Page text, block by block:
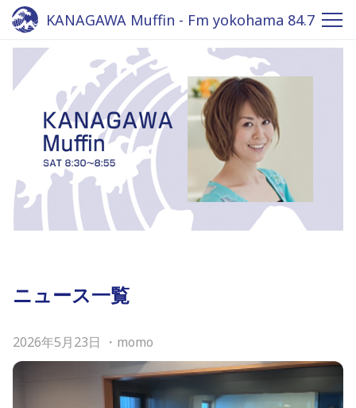
KANAGAWA Muffin - Fm yokohama 84.7
ニュース一覧
2026年5月23日 ・ momo